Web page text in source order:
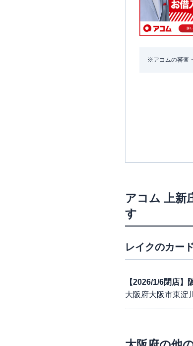
※アコムの審査
アコム 上新
す
レイクのカー
【2026/1/6閉店】
大阪府大阪市東淀